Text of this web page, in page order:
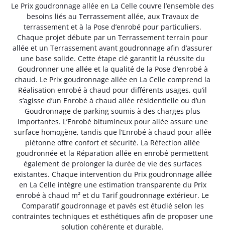
Le Prix goudronnage allée en La Celle couvre l’ensemble des
besoins liés au Terrassement allée, aux Travaux de
terrassement et à la Pose d’enrobé pour particuliers.
Chaque projet débute par un Terrassement terrain pour
allée et un Terrassement avant goudronnage afin d’assurer
une base solide. Cette étape clé garantit la réussite du
Goudronner une allée et la qualité de la Pose d’enrobé à
chaud. Le Prix goudronnage allée en La Celle comprend la
Réalisation enrobé à chaud pour différents usages, qu’il
s’agisse d’un Enrobé à chaud allée résidentielle ou d’un
Goudronnage de parking soumis à des charges plus
importantes. L’Enrobé bitumineux pour allée assure une
surface homogène, tandis que l’Enrobé à chaud pour allée
piétonne offre confort et sécurité. La Réfection allée
goudronnée et la Réparation allée en enrobé permettent
également de prolonger la durée de vie des surfaces
existantes. Chaque intervention du Prix goudronnage allée
en La Celle intègre une estimation transparente du Prix
enrobé à chaud m² et du Tarif goudronnage extérieur. Le
Comparatif goudronnage et pavés est étudié selon les
contraintes techniques et esthétiques afin de proposer une
solution cohérente et durable.